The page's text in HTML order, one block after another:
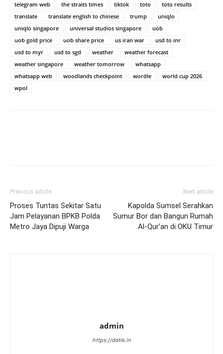
telegram web
the straits times tiktok toto
toto results
translate
translate english to chinese trump
uniqlo
uniqlo singapore
universal studios singapore
uob
uob gold price
uob share price us iran war
usd to inr
usd to myr
usd to sgd weather
weather forecast
weather singapore
weather tomorrow
whatsapp
whatsapp web
woodlands checkpoint wordle
world cup 2026
wpol
Previous article
Proses Tuntas Sekitar Satu
Jam Pelayanan BPKB Polda
Metro Jaya Dipuji Warga
Next article
Kapolda Sumsel Serahkan
Sumur Bor dan Bangun Rumah
Al-Qur’an di OKU Timur
admin
https://detik.in